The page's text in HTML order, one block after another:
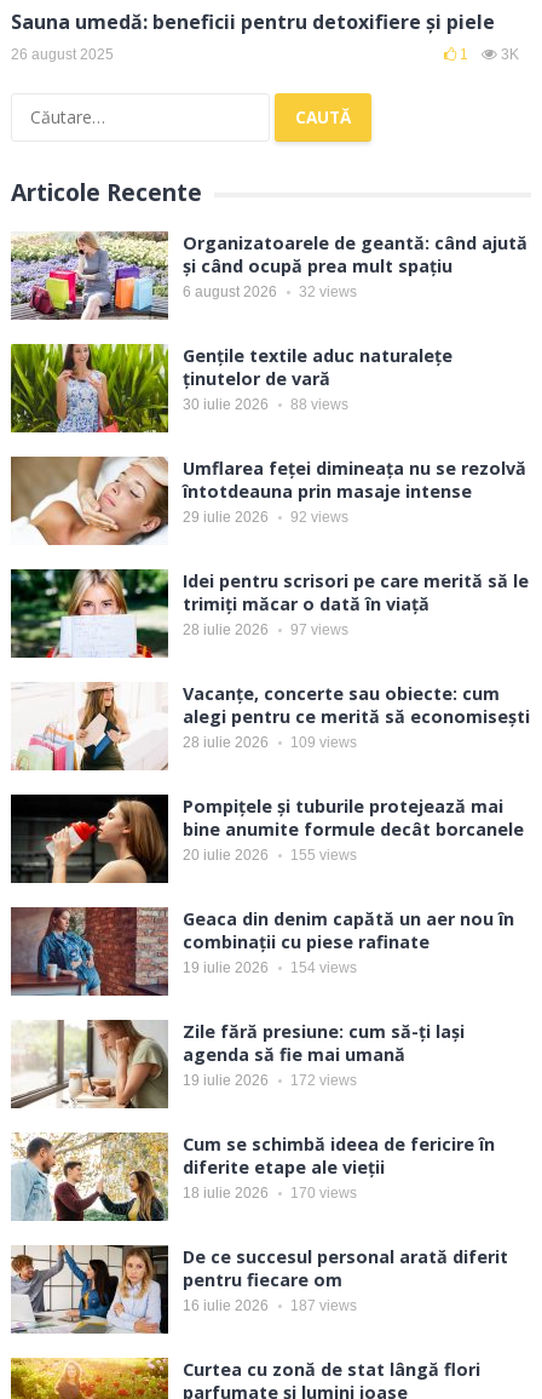
Sauna umedă: beneficii pentru detoxifiere și piele
26 august 2025 1 3K
Caută
Articole Recente
Organizatoarele de geantă: când ajută
și când ocupă prea mult spațiu
6 august 2026 32 views
Gențile textile aduc naturalețe
ținutelor de vară
30 iulie 2026 88 views
Umflarea feței dimineața nu se rezolvă
întotdeauna prin masaje intense
29 iulie 2026 92 views
Idei pentru scrisori pe care merită să le
trimiți măcar o dată în viață
28 iulie 2026 97 views
Vacanțe, concerte sau obiecte: cum
alegi pentru ce merită să economisești
28 iulie 2026 109 views
Pompițele și tuburile protejează mai
bine anumite formule decât borcanele
20 iulie 2026 155 views
Geaca din denim capătă un aer nou în
combinații cu piese rafinate
19 iulie 2026 154 views
Zile fără presiune: cum să-ți lași
agenda să fie mai umană
19 iulie 2026 172 views
Cum se schimbă ideea de fericire în
diferite etape ale vieții
18 iulie 2026 170 views
De ce succesul personal arată diferit
pentru fiecare om
16 iulie 2026 187 views
Curtea cu zonă de stat lângă flori
parfumate și lumini joase